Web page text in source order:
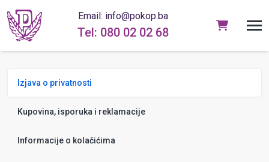
Email: info@pokop.ba
Tel: 080 02 02 68
Izjava o privatnosti
Kupovina, isporuka i reklamacije
Informacije o kolačićima